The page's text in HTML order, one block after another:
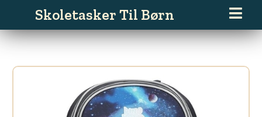
indholdet
Skoletasker Til Børn